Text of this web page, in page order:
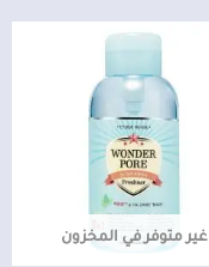
غير متوفر في المخزون